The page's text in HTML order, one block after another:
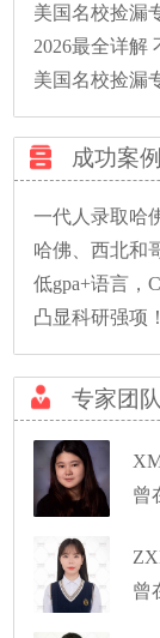
美国名校捡漏
2026最全详解
美国名校捡漏
成功案例
一代人录取哈
哈佛、西北和
低gpa+语言，
专家团队